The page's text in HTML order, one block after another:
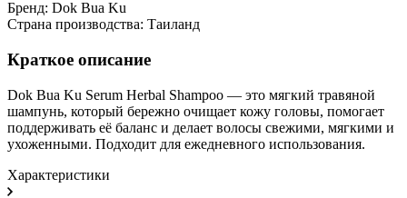
Бренд: Dok Bua Ku
Страна производства: Таиланд
Краткое описание
Dok Bua Ku Serum Herbal Shampoo — это мягкий травяной
шампунь, который бережно очищает кожу головы, помогает
поддерживать её баланс и делает волосы свежими, мягкими и
ухоженными. Подходит для ежедневного использования.
Характеристики